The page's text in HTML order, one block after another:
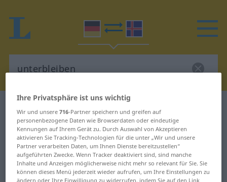
Deutsch-Isländisch Übersetzung
für "unterbleiben"
"unterbleiben" Isländisch
Ihre Privatsphäre ist uns wichtig
Wir und unsere716-Partner speichern und greifen auf
personenbezogene Daten wie Browserdaten oder eindeutige
Kennungen auf Ihrem Gerät zu. Durch Auswahl von Akzeptieren
aktivieren Sie Tracking-Technologien für die unter „Wir und unsere
Partner verarbeiten Daten, um Ihnen Dienste bereitzustellen“
aufgeführten Zwecke. Wenn Tracker deaktiviert sind, sind manche
Inhalte und Anzeigen möglicherweise nicht mehr so relevant für Sie. Sie
können dieses Menü jederzeit wieder aufrufen, um Ihre Einstellungen zu
ändern oder Ihre Einwilligung zu widerrufen, indem Sie auf den Link